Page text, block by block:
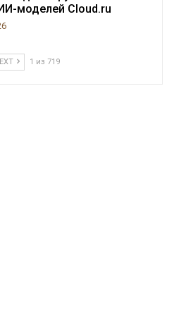
моделей Cloud.ru
1 из 719